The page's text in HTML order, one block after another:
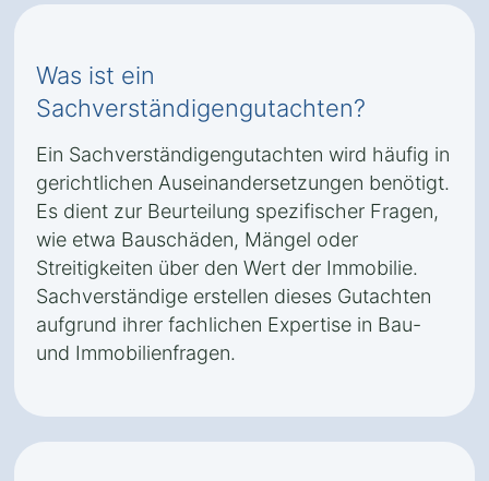
Was ist ein
Sachverständigengutachten?
Ein Sachverständigengutachten wird häufig in
gerichtlichen Auseinandersetzungen benötigt.
Es dient zur Beurteilung spezifischer Fragen,
wie etwa Bauschäden, Mängel oder
Streitigkeiten über den Wert der Immobilie.
Sachverständige erstellen dieses Gutachten
aufgrund ihrer fachlichen Expertise in Bau-
und Immobilienfragen.